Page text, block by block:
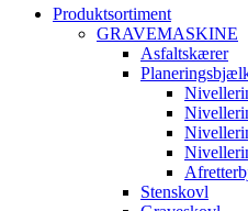
Produktsortiment
GRAVEMASKINE
Asfaltskærer
Stenskovl